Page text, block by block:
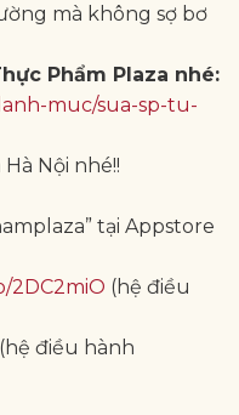
mà không sợ bơ
Phẩm Plaza nhé:
muc/sua-sp-tu-
Nội nhé!!
tại Appstore
2DC2miO (hệ điều
(hệ điều hành